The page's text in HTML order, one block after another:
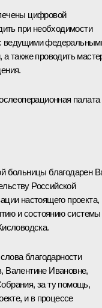
цифровой
при необходимости
ведущими
также проводить
палата
больницы благодарен
Российской
настоящего проекта,
и состоянию системы
благодарности
Валентине Ивановне,
за ту помощь,
и в процессе